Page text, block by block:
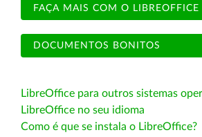
FAÇA MAIS COM O LIBREOFFICE
DOCUMENTOS BONITOS
LibreOffice para outros sistemas
LibreOffice no seu idioma
Como é que se instala o LibreOffice?